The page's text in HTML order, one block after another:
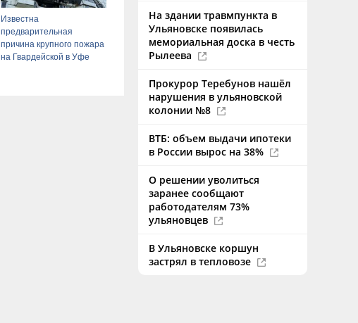
Известна
предварительная
причина крупного пожара
на Гвардейской в Уфе
На здании травмпункта в
Ульяновске появилась
мемориальная доска в честь
Рылеева
Прокурор Теребунов нашёл
нарушения в ульяновской
колонии №8
ВТБ: объем выдачи ипотеки
в России вырос на 38%
О решении уволиться
заранее сообщают
работодателям 73%
ульяновцев
В Ульяновске коршун
застрял в тепловозе